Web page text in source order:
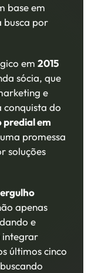
base em
busca por
em 2015
sócia, que
e
conquista do
em
promessa
soluções
apenas
e
integrar
últimos cinco